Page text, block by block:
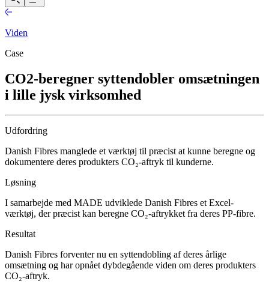
Viden
Case
CO2-beregner syttendobler omsætningen
i lille jysk virksomhed
Udfordring
Danish Fibres manglede et værktøj til præcist at kunne beregne og
dokumentere deres produkters CO₂-aftryk til kunderne.
Løsning
I samarbejde med MADE udviklede Danish Fibres et Excel-
værktøj, der præcist kan beregne CO₂-aftrykket fra deres PP-fibre.
Resultat
Danish Fibres forventer nu en syttendobling af deres årlige
omsætning og har opnået dybdegående viden om deres produkters
CO₂-aftryk.